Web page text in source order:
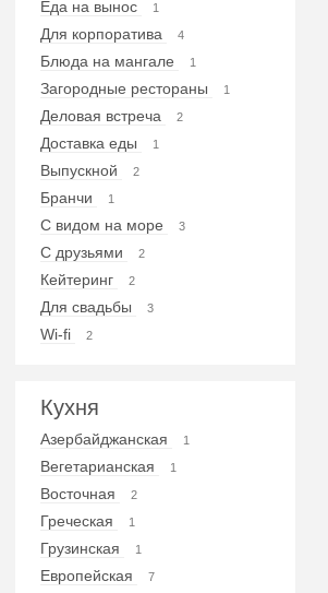
Еда на вынос 1
Для корпоратива 4
Блюда на мангале 1
Загородные рестораны 1
Деловая встреча 2
Доставка еды 1
Выпускной 2
Бранчи 1
С видом на море 3
С друзьями 2
Кейтеринг 2
Для свадьбы 3
Wi-fi 2
Кухня
Азербайджанская 1
Вегетарианская 1
Восточная 2
Греческая 1
Грузинская 1
Европейская 7